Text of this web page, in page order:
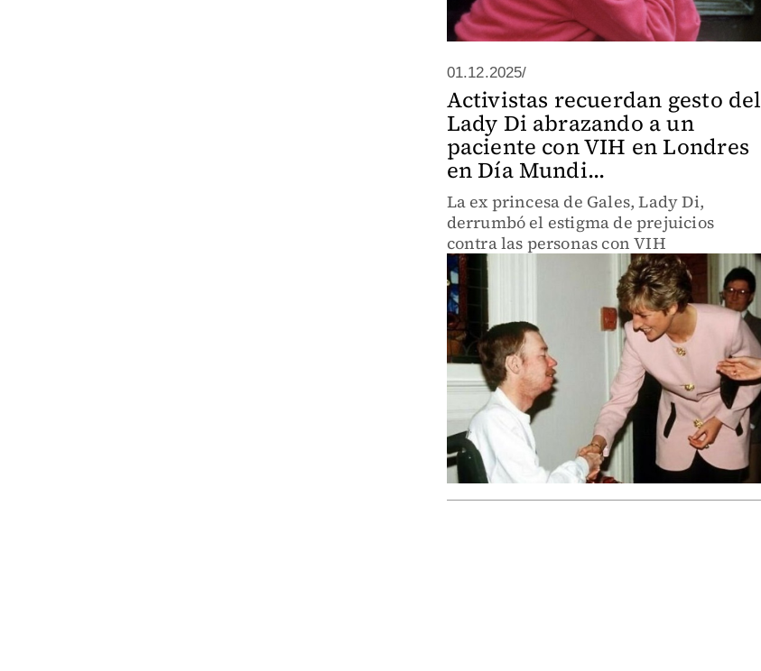
01.12.2025/
Activistas recuerdan gesto del
Lady Di abrazando a un
paciente con VIH en Londres
en Día Mundi...
La ex princesa de Gales, Lady Di,
derrumbó el estigma de prejuicios
contra las personas con VIH